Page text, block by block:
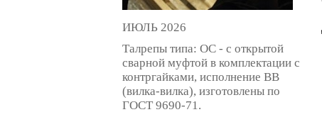
ИЮЛЬ 2026
Талрепы типа: ОС - с открытой
сварной муфтой в комплектации с
контргайками, исполнение ВВ
(вилка-вилка), изготовлены по
ГОСТ 9690-71.